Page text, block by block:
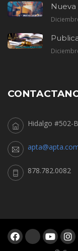
Nueva
Hidalgo #502-
878.782.0082